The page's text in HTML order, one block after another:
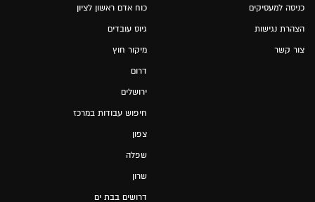
כניסה למעסיקים
הצהרת נגישות
צור קשר
כוח אדם ראשון לציון
גיוס עובדים
מיקור חוץ
דרום
ירושלים
חיפוש עבודות במרכז
צפון
שפלה
שרון
דרושים בבת ים